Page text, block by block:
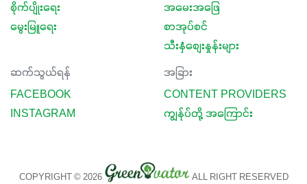
စိုက်ပျိုးရေး
မွေးမြူရေး
အမေးအဖြေ
စာအုပ်စင်
သီးနှံစျေးနှုန်းများ
ဆက်သွယ်ရန်
FACEBOOK
INSTAGRAM
အခြား
CONTENT PROVIDERS
ကျွန်ုပ်တို့ အကြောင်း
COPYRIGHT © 2026 ALL RIGHT RESERVED